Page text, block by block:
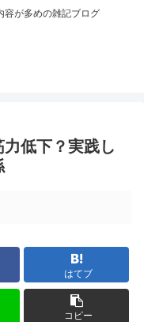
容が多めの雑記ブログ
低下？実践し
はてブ
コピー